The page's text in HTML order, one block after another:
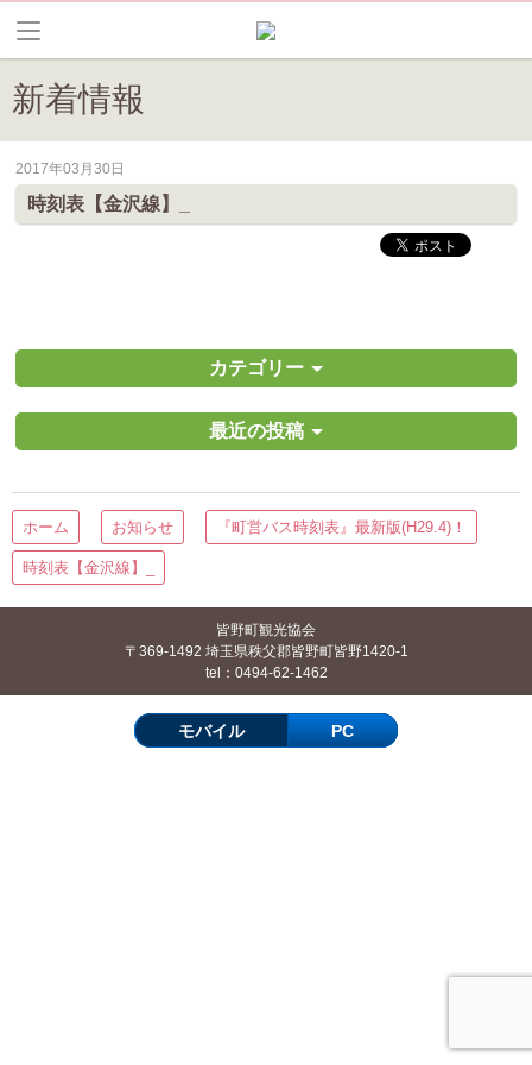
新着情報
皆野町のイベントやお祭り、花情報等の最新情報や観光協会会員情報
2017年03月30日
時刻表【金沢線】_
カテゴリー
最近の投稿
ホーム お知らせ 『町営バス時刻表』最新版(H29.4)！
時刻表【金沢線】_
皆野町観光協会
〒369-1492 埼玉県秩父郡皆野町皆野1420-1
tel：0494-62-1462
モバイル PC